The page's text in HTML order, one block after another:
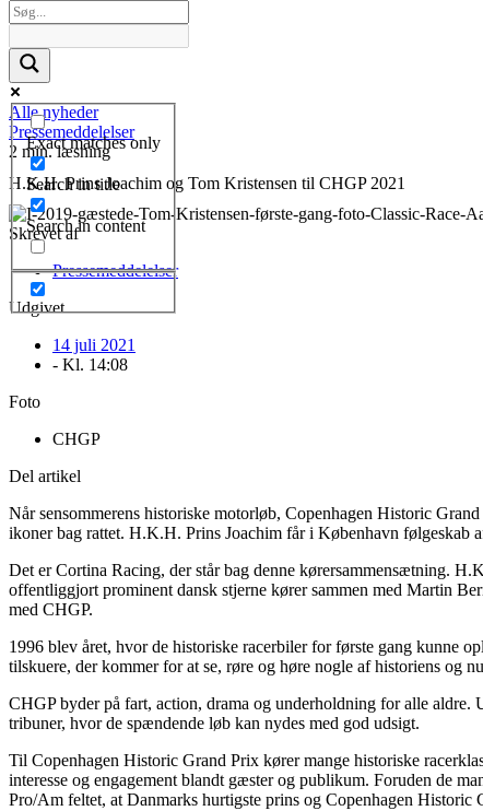
Exact matches only
Search in title
Search in content
Alle nyheder
Pressemeddelelser
2 min. læsning
H.K.H. Prins Joachim og Tom Kristensen til CHGP 2021
Skrevet af
Pressemeddelelser
Udgivet
14 juli 2021
- Kl. 14:08
Foto
CHGP
Del artikel
Når sensommerens historiske motorløb, Copenhagen Historic
ikoner bag rattet. H.K.H. Prins Joachim får i København
Det er Cortina Racing, der står bag denne kørersammensætning.
offentliggjort prominent dansk stjerne kører sammen med Martin
med CHGP.
1996 blev året, hvor de historiske racerbiler for første gang kunne
tilskuere, der kommer for at se, røre og høre nogle af historiens og
CHGP byder på fart, action, drama og underholdning for alle aldre.
tribuner, hvor de spændende løb kan nydes med god udsigt.
Til Copenhagen Historic Grand Prix kører mange historiske
interesse og engagement blandt gæster og publikum. Foruden de
Pro/Am feltet, at Danmarks hurtigste prins og Copenhagen